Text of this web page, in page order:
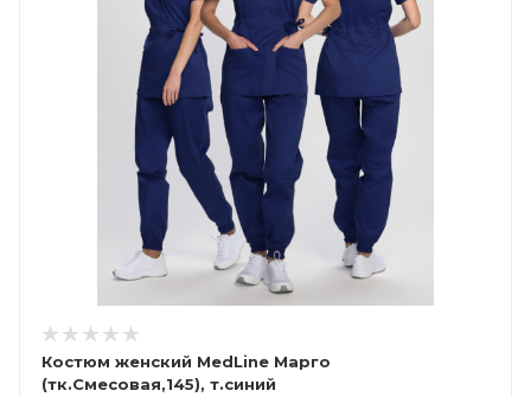
Костюм женский MedLine Марго
(тк.Смесовая,145), т.синий